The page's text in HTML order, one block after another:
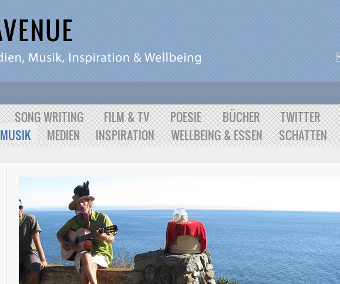
SONG WRITING FILM & TV POESIE BÜCHER TWITTER
MUSIK MEDIEN INSPIRATION WELLBEING & ESSEN SCHATTEN